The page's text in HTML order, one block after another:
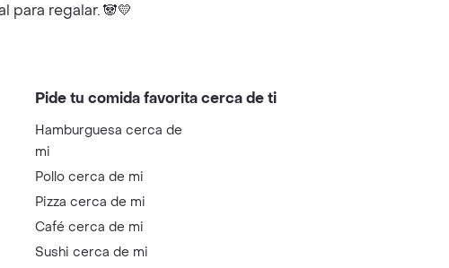
para regalar. 🐼💛
Pide tu comida favorita cerca de ti
Hamburguesa cerca de
mi
Pollo cerca de mi
Pizza cerca de mi
Café cerca de mi
Sushi cerca de mi